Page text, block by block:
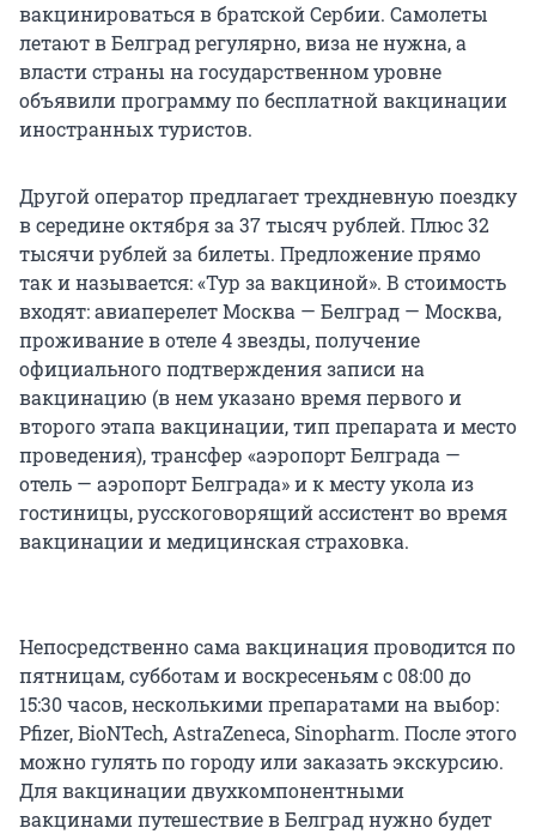
вакцинироваться в братской Сербии. Самолеты
летают в Белград регулярно, виза не нужна, а
власти страны на государственном уровне
объявили программу по бесплатной вакцинации
иностранных туристов.
Другой оператор предлагает трехдневную поездку
в середине октября за 37 тысяч рублей. Плюс 32
тысячи рублей за билеты. Предложение прямо
так и называется: «Тур за вакциной». В стоимость
входят: авиаперелет Москва — Белград — Москва,
проживание в отеле 4 звезды, получение
официального подтверждения записи на
вакцинацию (в нем указано время первого и
второго этапа вакцинации, тип препарата и место
проведения), трансфер «аэропорт Белграда —
отель — аэропорт Белграда» и к месту укола из
гостиницы, русскоговорящий ассистент во время
вакцинации и медицинская страховка.
Непосредственно сама вакцинация проводится по
пятницам, субботам и воскресеньям с 08:00 до
15:30 часов, несколькими препаратами на выбор:
Pfizer, BioNTech, AstraZeneca, Sinopharm. После этого
можно гулять по городу или заказать экскурсию.
Для вакцинации двухкомпонентными
вакцинами путешествие в Белград нужно будет